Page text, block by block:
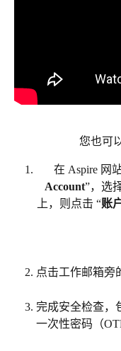
您也可
在 Aspire 网
Account”，选
上，则点击 “账
点击工作邮箱旁
完成安全检查，
一次性密码（